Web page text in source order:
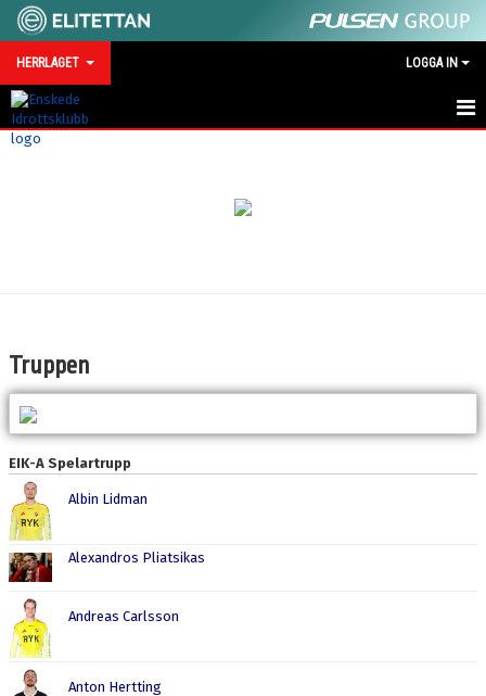
HERRLAGET LOGGA IN
HEM
BILDGALLERI
TRÄNINGSMATCHER 2026
KONTAKT
PARTNER
PLACERINGAR I DIV 2/DIV 1
Truppen
EIK-A Spelartrupp
Albin Lidman
Alexandros Pliatsikas
Andreas Carlsson
Anton Hertting